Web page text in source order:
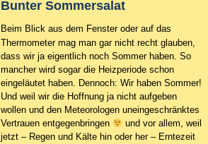
Bunter Sommersalat
Beim Blick aus dem Fenster oder auf das
Thermometer mag man gar nicht recht glauben,
dass wir ja eigentlich noch Sommer haben. So
mancher wird sogar die Heizperiode schon
eingeläutet haben. Dennoch: Wir haben Sommer!
Und weil wir die Hoffnung ja nicht aufgeben
wollen und den Meteorologen uneingeschränktes
Vertrauen entgegenbringen
und vor allem, weil
jetzt – Regen und Kälte hin oder her – Erntezeit